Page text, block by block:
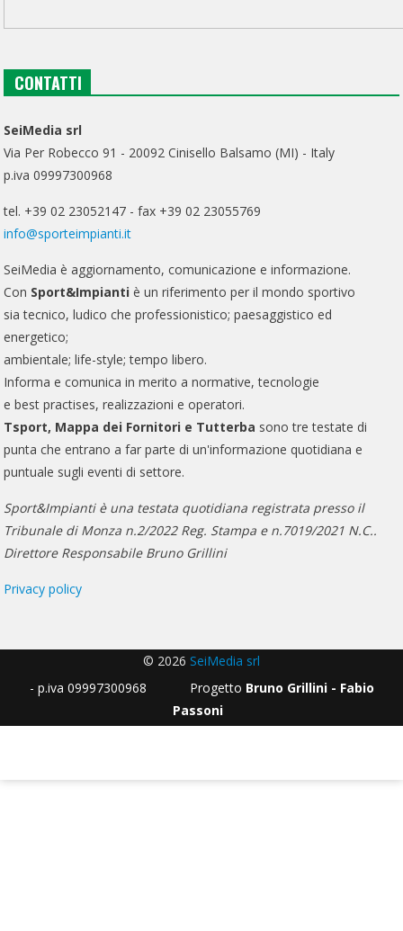
CONTATTI
SeiMedia srl
Via Per Robecco 91 - 20092 Cinisello Balsamo (MI) - Italy
p.iva 09997300968
tel. +39 02 23052147 - fax +39 02 23055769
info@sporteimpianti.it
SeiMedia è aggiornamento, comunicazione e informazione.
Con Sport&Impianti è un riferimento per il mondo sportivo
sia tecnico, ludico che professionistico; paesaggistico ed
energetico;
ambientale; life-style; tempo libero.
Informa e comunica in merito a normative, tecnologie
e best practises, realizzazioni e operatori.
Tsport, Mappa dei Fornitori e Tutterba sono tre testate di
punta che entrano a far parte di un'informazione quotidiana e
puntuale sugli eventi di settore.
Sport&Impianti è una testata quotidiana registrata presso il
Tribunale di Monza n.2/2022 Reg. Stampa e n.7019/2021 N.C..
Direttore Responsabile Bruno Grillini
Privacy policy
© 2026 SeiMedia srl
- p.iva 09997300968 Progetto Bruno Grillini - Fabio
Passoni